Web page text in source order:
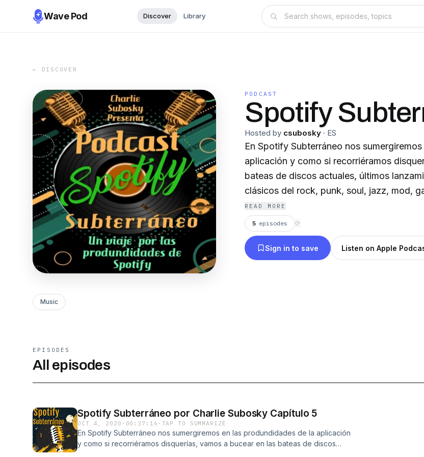
Wave Pod Discover Library
← DISCOVER
PODCAST
Spotify
Hosted by csubosky · ES
En Spotify Subterráneo nos
aplicación y como si recorriéramos
bateas de discos actuales, últimos
clásicos del rock, punk, soul, jazz, mod,
new wave, industrial y mucho más
READ MORE
5 episodes ⟳
Sign in to save Listen on Apple
Music
EPISODES
All episodes
Spotify Subterráneo por Charlie Subosky Capítulo 5
OCT 4, 2020 · 00:37:16 · TAP TO SUMMARIZE
En Spotify Subterráneo nos sumergiremos en las produndidades de la aplicación
y como si recorriéramos disquerías, vamos a bucear en las bateas de discos